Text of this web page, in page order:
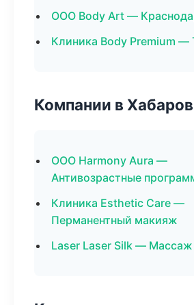
ООО Body Art —
Клиника Body Premium —
Компании в
ООО Harmony Aura —
Антивозрастные
Клиника Esthetic Care —
Перманентный макияж
Laser Laser Silk — Массаж